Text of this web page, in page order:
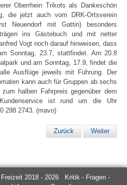
Oberrhein Trikots als Dankeschön
die jetzt auch vom DRK-Ortsverein
Neuendorf mit Gattin) besonders
ins Gästebuch und mit netter
Vogt noch darauf hinweisen, dass
Sonntag, 23.7, stattfindet. Am 20.8
und am Sonntag, 17.9, findet die
Ausflüge jeweils mit Führung. Der
kann auch für Gruppen ab sechs
halben Fahrpreis gegenüber dem
Kundenservice ist rund um die Uhr
298 2743. (mavo)
Zurück Weiter
2018 - 2026 Kritik - Fragen -